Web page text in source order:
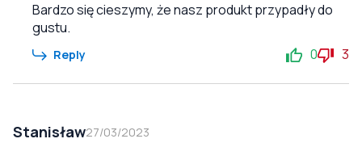
Bardzo się cieszymy, że nasz produkt przypadły do
gustu.
Reply 0 3
Stanisław27/03/2023